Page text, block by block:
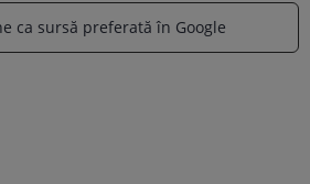
ca sursă preferată în Google